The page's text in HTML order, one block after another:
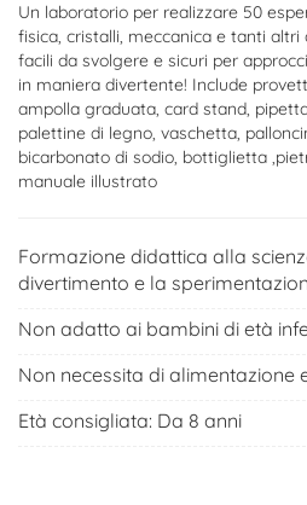
Un laboratorio per realizzare 50
fisica, cristalli, meccanica e tanti
facili da svolgere e sicuri per
in maniera divertente! Include
ampolla graduata, card stand,
palettine di legno, vaschetta,
bicarbonato di sodio, bottiglietta
manuale illustrato
Formazione didattica alla
divertimento e la
Non adatto ai bambini di età
Non necessita di alimentazione
Età consigliata: Da 8 anni